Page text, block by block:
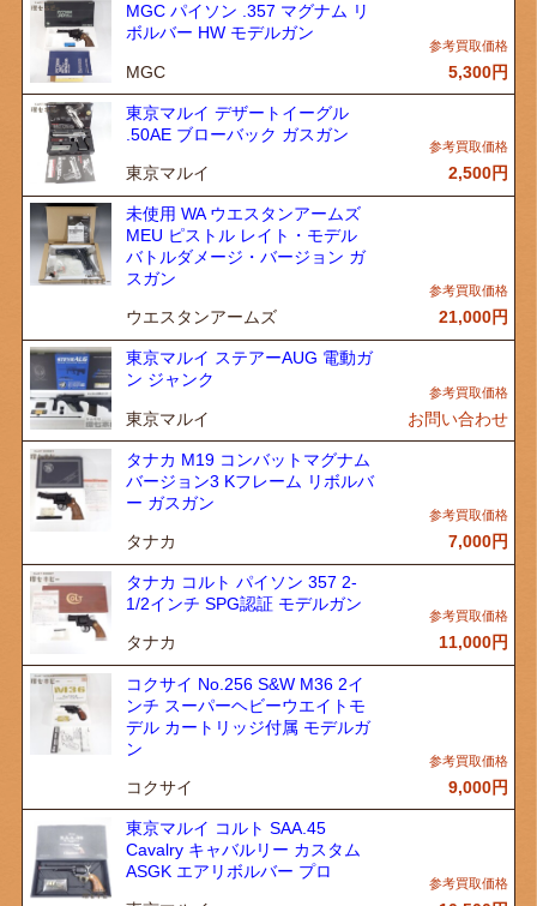
MGC パイソン .357 マグナム リ
ボルバー HW モデルガン
MGC 5,300円
東京マルイ デザートイーグル
.50AE ブローバック ガスガン
東京マルイ 2,500円
未使用 WA ウエスタンアームズ
MEU ピストル レイト・モデル
バトルダメージ・バージョン ガ
スガン
ウエスタンアームズ 21,000円
東京マルイ ステアーAUG 電動ガ
ン ジャンク
東京マルイ お問い合わせ
タナカ M19 コンバットマグナム
バージョン3 Kフレーム リボルバ
ー ガスガン
タナカ 7,000円
タナカ コルト パイソン 357 2-
1/2インチ SPG認証 モデルガン
タナカ 11,000円
コクサイ No.256 S&W M36 2イ
ンチ スーパーヘビーウエイトモ
デル カートリッジ付属 モデルガ
ン
コクサイ 9,000円
東京マルイ コルト SAA.45
Cavalry キャバルリー カスタム
ASGK エアリボルバー プロ